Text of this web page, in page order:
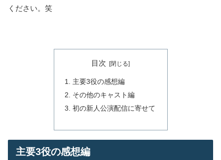
ください。笑
目次
主要3役の感想編
その他のキャスト編
初の新人公演配信に寄せて
主要3役の感想編